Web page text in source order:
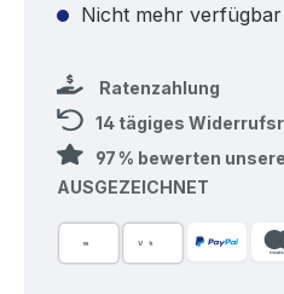
Nicht mehr verfügbar
Ratenzahlung
14 tägiges
97 % bewerten
AUSGEZEICHNET